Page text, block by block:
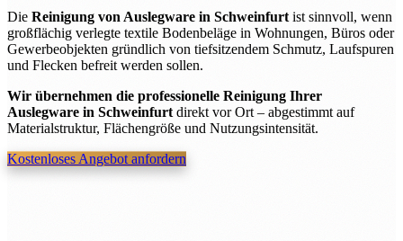
Die Reinigung von Auslegware in Schweinfurtist sinnvoll, wenn
großflächig verlegte textile Bodenbeläge in Wohnungen, Büros oder
Gewerbeobjekten gründlich von tiefsitzendem Schmutz, Laufspuren
und Flecken befreit werden sollen.
Wir übernehmen die professionelle Reinigung Ihrer
Auslegware in Schweinfurtdirekt vor Ort – abgestimmt auf
Materialstruktur, Flächengröße und Nutzungsintensität.
Kostenloses Angebot anfordern